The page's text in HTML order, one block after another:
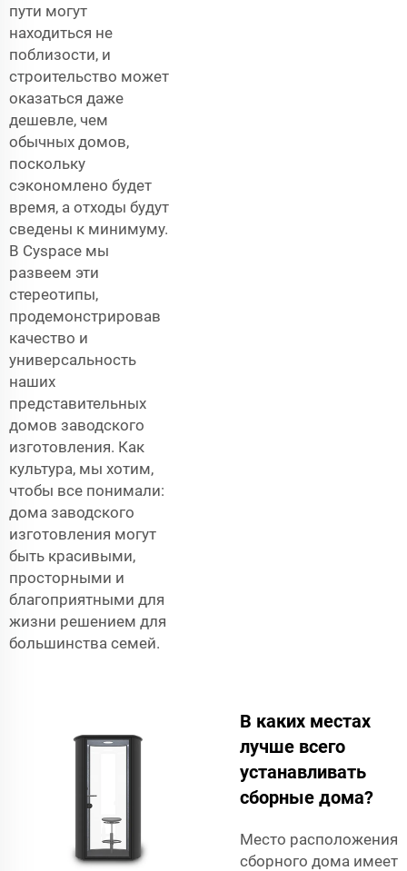
пути могут
находиться не
поблизости, и
строительство может
оказаться даже
дешевле, чем
обычных домов,
поскольку
сэкономлено будет
время, а отходы будут
сведены к минимуму.
В Cyspace мы
развеем эти
стереотипы,
продемонстрировав
качество и
универсальность
наших
представительных
домов заводского
изготовления. Как
культура, мы хотим,
чтобы все понимали:
дома заводского
изготовления могут
быть красивыми,
просторными и
благоприятными для
жизни решением для
большинства семей.
В каких местах
лучше всего
устанавливать
сборные дома?
Место расположения
сборного дома имеет